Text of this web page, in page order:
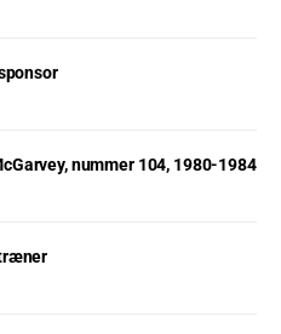
nummer 104, 1980-1984